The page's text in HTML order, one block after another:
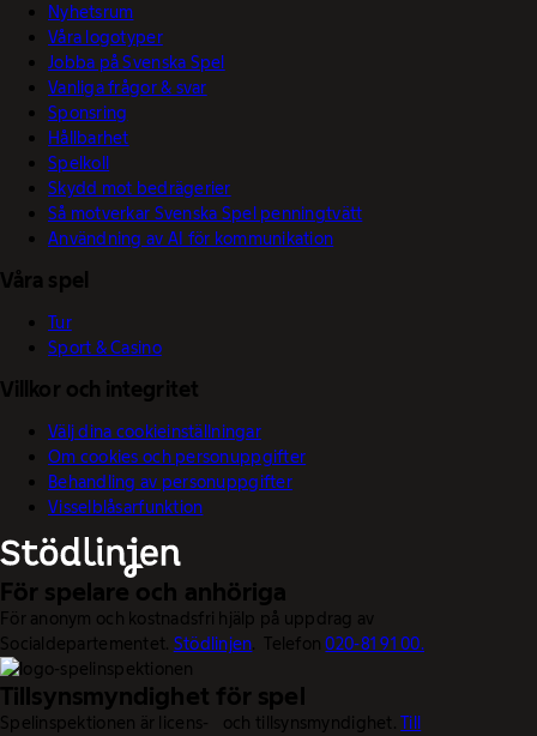
Nyhetsrum
Våra logotyper
Jobba på Svenska Spel
Vanliga frågor & svar
Sponsring
Hållbarhet
Spelkoll
Skydd mot bedrägerier
Så motverkar Svenska Spel penningtvätt
Användning av AI för kommunikation
Våra spel
Tur
Sport & Casino
Villkor och integritet
Välj dina cookieinställningar
Om cookies och personuppgifter
Behandling av personuppgifter
Visselblåsarfunktion
För spelare och anhöriga
För anonym och kostnadsfri hjälp på uppdrag av
Socialdepartementet. Stödlinjen. Telefon020-81 91 00.
Tillsynsmyndighet för spel
Spelinspektionen är licens- och tillsynsmyndighet.Till